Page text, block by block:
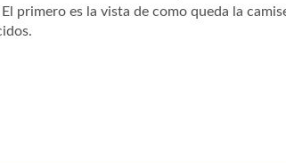
primero es la vista de como queda la